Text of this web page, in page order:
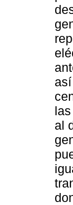
al